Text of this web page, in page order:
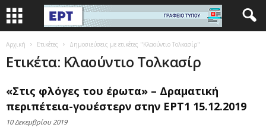
Αρχική Ετικέτες Δημοσιεύσεις με ετικέτες "Κλαούντιο Τολκασίρ"
Ετικέτα: Κλαούντιο Τολκασίρ
«Στις φλόγες του έρωτα» – Δραματική
περιπέτεια-γουέστερν στην ΕΡΤ1 15.12.2019
10 Δεκεμβρίου 2019